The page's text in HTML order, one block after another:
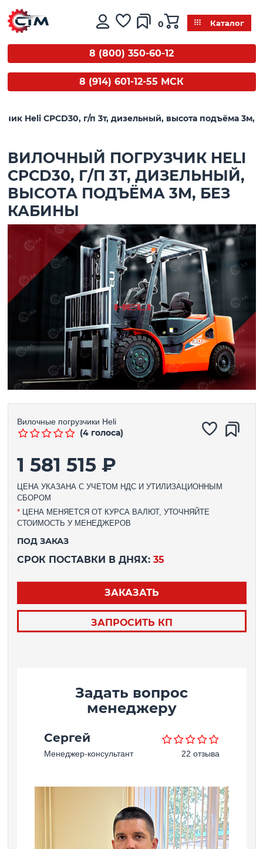
0 Каталог
8 (800) 350-60-12
8 (914) 601-12-55 МСК
Heli CPСD30, г/п 3т, дизельный, высота подъёма 3м,
ВИЛОЧНЫЙ ПОГРУЗЧИК HELI
CPСD30, Г/П 3Т, ДИЗЕЛЬНЫЙ,
ВЫСОТА ПОДЪЁМА 3М, БЕЗ
КАБИНЫ
Вилочные погрузчики Heli
(4 голоса)
1 581 515 ₽
ЦЕНА УКАЗАНА С УЧЕТОМ НДС И УТИЛИЗАЦИОННЫМ
СБОРОМ
*ЦЕНА МЕНЯЕТСЯ ОТ КУРСА ВАЛЮТ, УТОЧНЯЙТЕ
СТОИМОСТЬ У МЕНЕДЖЕРОВ
ПОД ЗАКАЗ
СРОК ПОСТАВКИ В ДНЯХ: 35
ЗАКАЗАТЬ
ЗАПРОСИТЬ КП
Задать вопрос
менеджеру
Сергей
Менеджер-консультант 22 отзыва